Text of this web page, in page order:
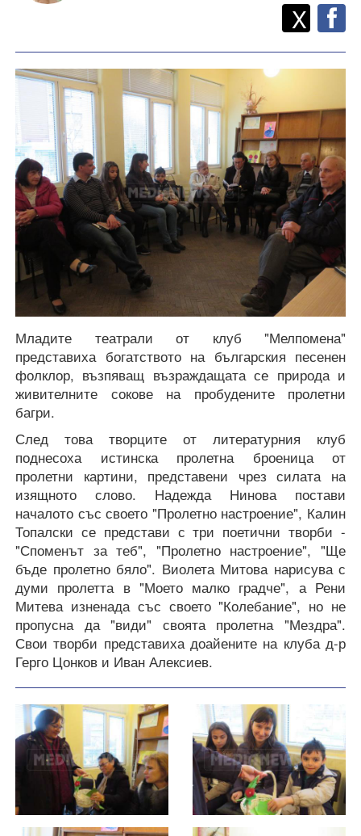
Споделете
X
Младите театрали от клуб "Мелпомена"
представиха богатството на българския песенен
фолклор, възпяващ възраждащата се природа и
живителните сокове на пробудените пролетни
багри.
След това творците от литературния клуб
поднесоха истинска пролетна броеница от
пролетни картини, представени чрез силата на
изящното слово. Надежда Нинова постави
началото със своето "Пролетно настроение", Калин
Топалски се представи с три поетични творби -
"Споменът за теб", "Пролетно настроение", "Ще
бъде пролетно бяло". Виолета Митова нарисува с
думи пролетта в "Моето малко градче", а Рени
Митева изненада със своето "Колебание", но не
пропусна да "види" своята пролетна "Мездра".
Свои творби представиха доайените на клуба д-р
Герго Цонков и Иван Алексиев.